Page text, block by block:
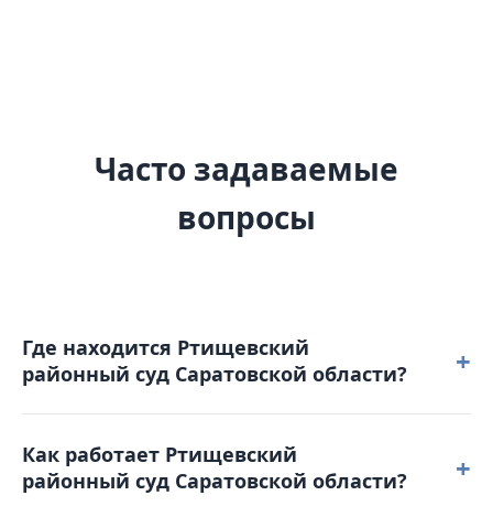
Часто задаваемые
вопросы
Где находится Ртищевский
районный суд Саратовской области?
+
расположен по адресу: 412030, Саратовская
область, г. Ртищево, ул. Железнодорожная, д. 84 А.
Как работает Ртищевский
районный суд Саратовской области?
+